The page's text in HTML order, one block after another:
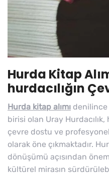
Hurda Kitap
hurdacılığın
Hurda kitap alımı denilince
birisi olan Uray
çevre dostu ve
olarak öne çıkmaktadır.
dönüşümü açısından
kültürel mirasın